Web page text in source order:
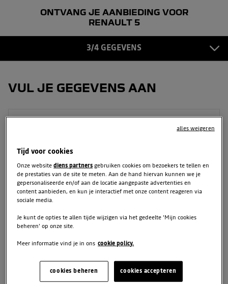
ONTVANG JE AANBIEDING VOOR
RENAULT 5
3/4 GEGEVENS
GEGEVENS
VUL JE GEGEVENS AAN
Achternaam
Tijd voor cookies
Onze websitediens partners gebruiken cookies om bezoekers te tellen en
de prestaties van de site te meten. Aan de hand hiervan kunnen we je
gepersonaliseerde en/of aan de locatie aangepaste advertenties en
content aanbieden, en kun je interactief met onze content reageren via
sociale media.
Je kunt de opties te allen tijde wijzigen via het gedeelte 'Mijn cookies
beheren' op onze site.
Meer informatie vind je in ons cookie policy.
cookies accepteren
cookies beheren
alles weigeren